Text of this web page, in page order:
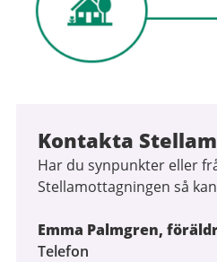
Kontakta
Har du synpunkter eller
Stellamottagningen så
Emma Palmgren,
Telefon